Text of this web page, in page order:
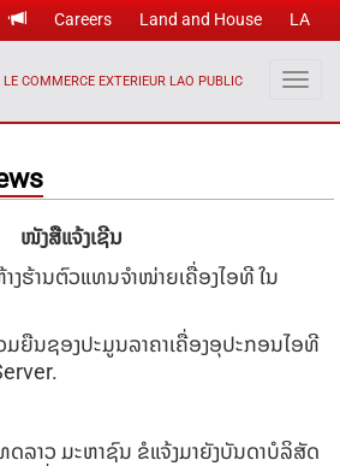
Careers Land and House LA
LE COMMERCE EXTERIEUR LAO PUBLIC
ໜັງສືແຈ້ງເຊີນ
ງຮ້ານຕົວແທນຈໍາໜ່າຍເຄື່ອງໄອທີ ໃນ
ມຍືນຊອງປະມູນລາຄາເຄື່ອງອຸປະກອນໄອທີ
ດລາວ ມະຫາຊົນ ຂໍແຈ້ງມາຍັງບັນດາບໍລິສັດ